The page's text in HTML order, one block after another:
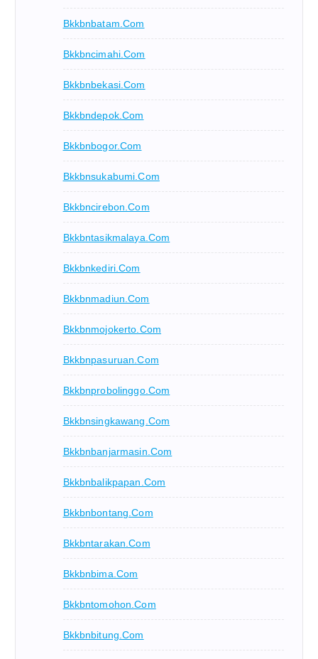
Bkkbnbatam.com
Bkkbncimahi.com
Bkkbnbekasi.com
Bkkbndepok.com
Bkkbnbogor.com
Bkkbnsukabumi.com
Bkkbncirebon.com
Bkkbntasikmalaya.com
Bkkbnkediri.com
Bkkbnmadiun.com
Bkkbnmojokerto.com
Bkkbnpasuruan.com
Bkkbnprobolinggo.com
Bkkbnsingkawang.com
Bkkbnbanjarmasin.com
Bkkbnbalikpapan.com
Bkkbnbontang.com
Bkkbntarakan.com
Bkkbnbima.com
Bkkbntomohon.com
Bkkbnbitung.com